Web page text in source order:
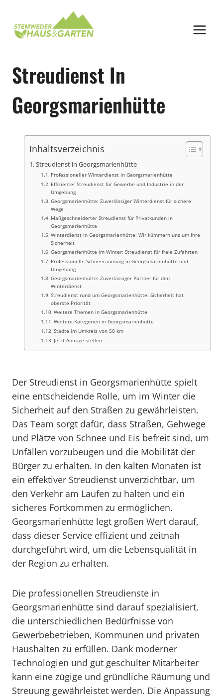
springen
Streudienst In
Georgsmarienhütte
Inhaltsverzeichnis
Streudienst in Georgsmarienhütte
Professioneller Winterdienst in Georgsmarienhütte
Effizienter Streudienst für Gewerbe und Industrie in der
Umgebung
Georgsmarienhütte: Zuverlässiger Winterdienst für sichere
Wege
Maßgeschneiderter Streudienst für Privatkunden in
Georgsmarienhütte
Winterdienst in Georgsmarienhütte: Wir kümmern uns um Ihre
Sicherheit
Georgsmarienhütte im Winter: Streudienst für freie Zufahrten
Professionelle Schneeräumung in Georgsmarienhütte und
Umgebung
Georgsmarienhütte: Zuverlässiger Partner für den
Winterdienst
Streudienst rund um Georgsmarienhütte: Sicherheit hat
oberste Priorität
Weitere Themen in Georgsmarienhütte
Weitere Kategorien in Georgsmarienhütte
Städte im Umkreis von 50 km
Jetzt Anfrage stellen
Der Streudienst in Georgsmarienhütte spielt
eine entscheidende Rolle, um im Winter die
Sicherheit auf den Straßen zu gewährleisten.
Das Team sorgt dafür, dass Straßen, Gehwege
und Plätze von Schnee und Eis befreit sind, um
Unfällen vorzubeugen und die Mobilität der
Bürger zu erhalten. In den kalten Monaten ist
ein effektiver Streudienst unverzichtbar, um
den Verkehr am Laufen zu halten und ein
sicheres Fortkommen zu ermöglichen.
Georgsmarienhütte legt großen Wert darauf,
dass dieser Service effizient und zeitnah
durchgeführt wird, um die Lebensqualität in
der Region zu erhalten.
Die professionellen Streudienste in
Georgsmarienhütte sind darauf spezialisiert,
die unterschiedlichen Bedürfnisse von
Gewerbebetrieben, Kommunen und privaten
Haushalten zu erfüllen. Dank moderner
Technologien und gut geschulter Mitarbeiter
kann eine zügige und gründliche Räumung und
Streuung gewährleistet werden. Die Anpassung